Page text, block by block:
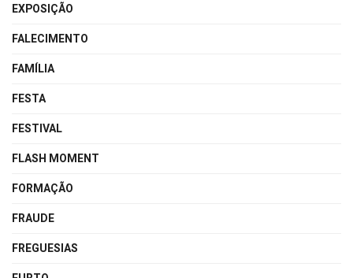
EXPOSIÇÃO
FALECIMENTO
FAMÍLIA
FESTA
FESTIVAL
FLASH MOMENT
FORMAÇÃO
FRAUDE
FREGUESIAS